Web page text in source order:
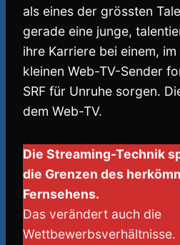
als eines der grössten
gerade eine junge,
ihre Karriere bei einem, im
kleinen Web-TV-Sender
SRF für Unruhe sorgen.
dem Web-TV.
Die Streaming-Technik
die Grenzen des
Fernsehens.
Das verändert auch die
Wettbewerbsverhältnisse.